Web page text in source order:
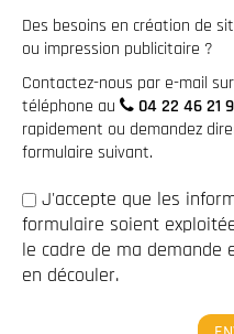
Des besoins en création de
ou impression publicitaire ?
Contactez-nous par e-mail sur
téléphone au
04 22 46 21
rapidement ou demandez
formulaire suivant.
J'accepte que les
formulaire soient
le cadre de ma
en découler.